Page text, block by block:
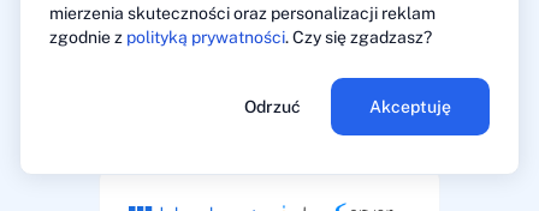
mierzenia skuteczności oraz personalizacji reklam
zgodnie z polityką prywatności. Czy się zgadzasz?
Odrzuć Akceptuję
vs
vs